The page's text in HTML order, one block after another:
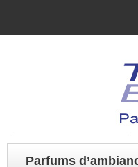
Parfums